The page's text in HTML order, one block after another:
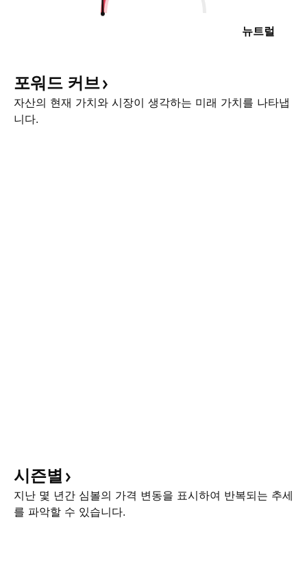
뉴트럴
포워드 커브
자산의 현재 가치와 시장이 생각하는 미래 가치를 나타냅
니다.
시즌별
지난 몇 년간 심볼의 가격 변동을 표시하여 반복되는 추세
를 파악할 수 있습니다.